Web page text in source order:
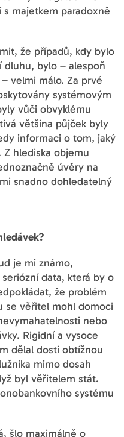
majetkem paradoxně
že případů, kdy bylo
dluhu, bylo – alespoň
velmi málo. Za prvé
systémovým
vůči obvyklému
většina půjček byly
informaci o tom, jaký
hlediska objemu
úvěry na
snadno dohledatelný
je mi známo,
data, která by o
že problém
se věřitel mohl domoci
nebo
Rigidní a vysoce
dělal dosti obtížnou
mimo dosah
byl věřitelem stát.
systému
šlo maximálně o